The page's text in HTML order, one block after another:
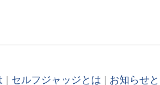
セルフジャッジとは お知らせ